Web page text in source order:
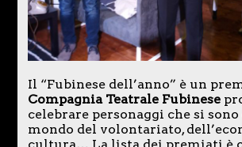
Il “Fubinese dell’anno” è un
Compagnia Teatrale Fubinese
celebrare personaggi che si
mondo del volontariato,